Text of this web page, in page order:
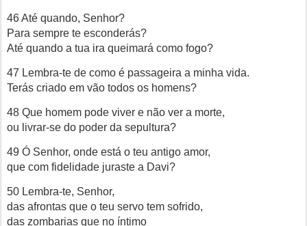
46 Até quando, Senhor?
Para sempre te esconderás?
Até quando a tua ira queimará como fogo?
47 Lembra-te de como é passageira a minha vida.
Terás criado em vão todos os homens?
48 Que homem pode viver e não ver a morte,
ou livrar-se do poder da sepultura?
49 Ó Senhor, onde está o teu antigo amor,
que com fidelidade juraste a Davi?
50 Lembra-te, Senhor,
das afrontas que o teu servo tem sofrido,
das zombarias que no íntimo